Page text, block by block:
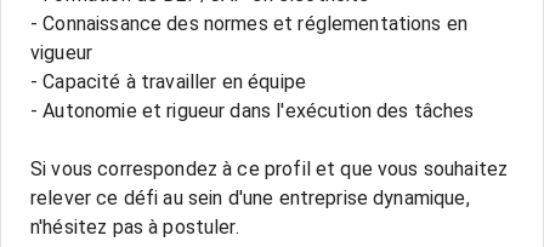
- Connaissance des normes et réglementations en
vigueur
- Capacité à travailler en équipe
- Autonomie et rigueur dans l'exécution des tâches
Si vous correspondez à ce profil et que vous souhaitez
relever ce défi au sein d'une entreprise dynamique,